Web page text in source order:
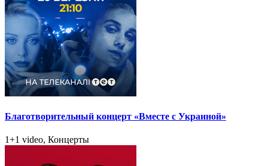
Благотворительный концерт «Вместе с Украиной»
1+1 video, Концерты